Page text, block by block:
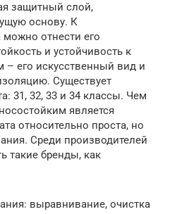
защитный слой,
основу. К
отнести его
и устойчивость к
– его искусственный вид и
Существует
31, 32, 33 и 34 классы. Чем
является
относительно проста, но
Среди производителей
такие бренды, как
выравнивание, очистка